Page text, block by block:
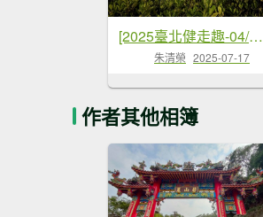
[2025臺北健走趣-04/50] 2025_0716_淡水河邊美景飽覽步道
朱清榮 2025-07-17
作者其他相簿